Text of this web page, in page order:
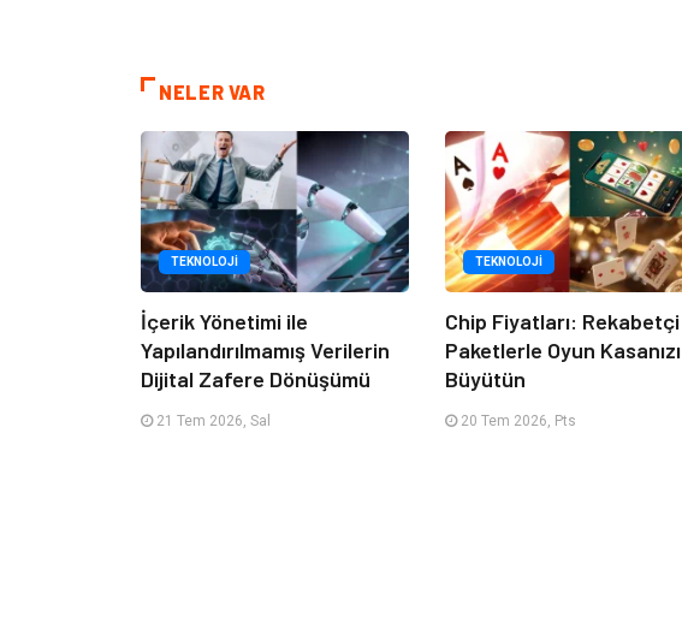
NELER VAR
TEKNOLOJI
İçerik Yönetimi ile
Yapılandırılmamış Verilerin
Dijital Zafere Dönüşümü
21 Tem 2026, Sal
TEKNOLOJI
Chip Fiyatları: Rekabetçi
Paketlerle Oyun Kasanızı
Büyütün
20 Tem 2026, Pts